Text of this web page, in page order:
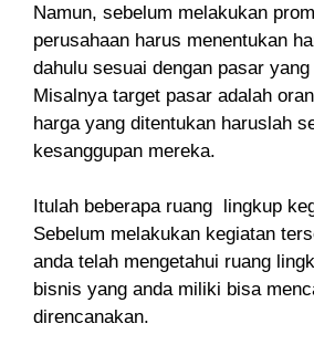
Namun, sebelum melakukan
perusahaan harus menentukan
dahulu sesuai dengan pasar
Misalnya target pasar adalah
harga yang ditentukan haruslah
kesanggupan mereka.
Itulah beberapa ruang lingkup
Sebelum melakukan kegiatan
anda telah mengetahui ruang
bisnis yang anda miliki bisa
direncanakan.